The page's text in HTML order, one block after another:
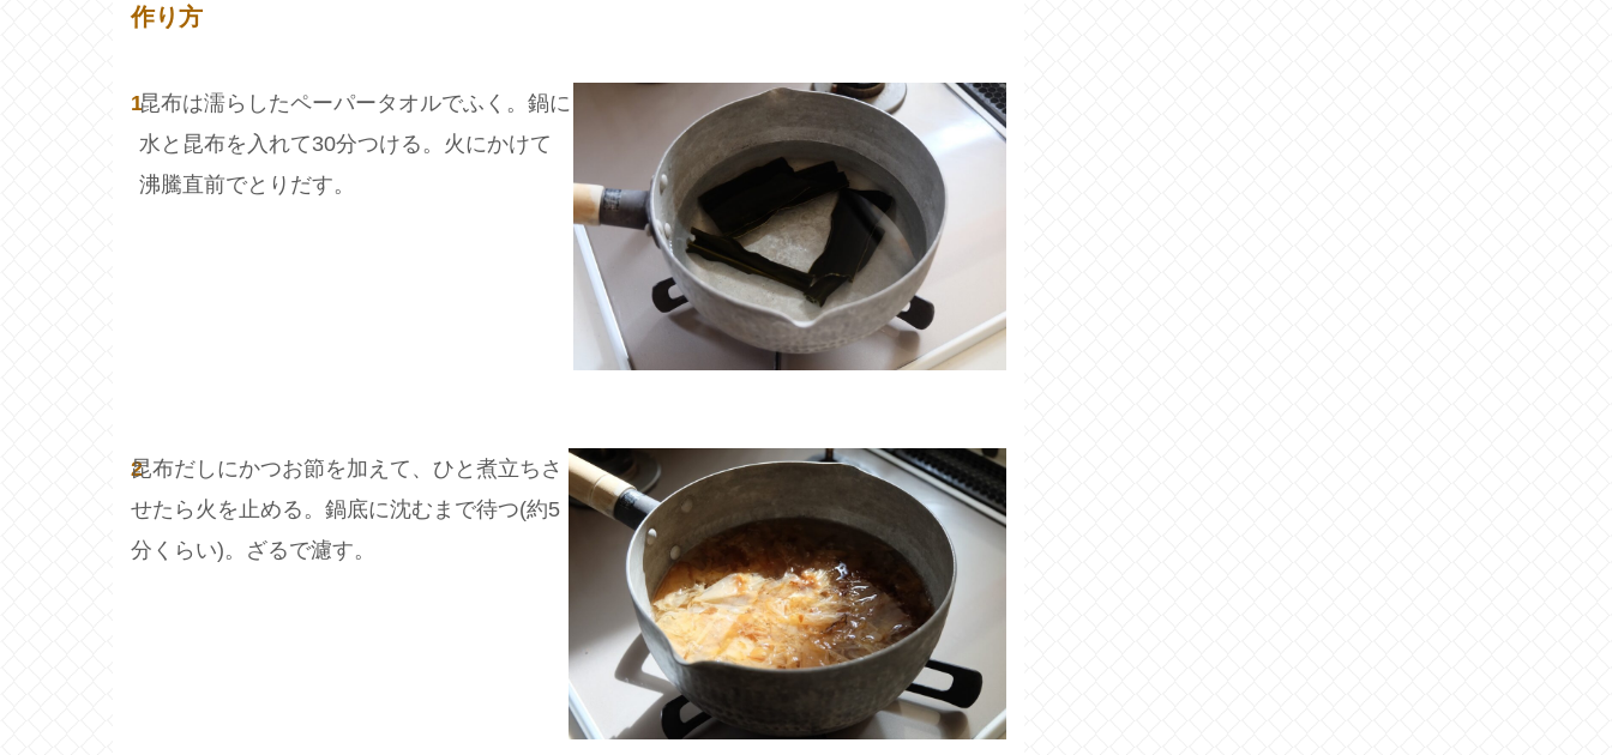
作り方
1昆布は濡らしたペーパータオルでふく。鍋に
水と昆布を入れて30分つける。火にかけて
沸騰直前でとりだす。
2
昆布だしにかつお節を加えて、ひと煮立ちさ
せたら火を止める。鍋底に沈むまで待つ(約5
分くらい)。ざるで濾す。